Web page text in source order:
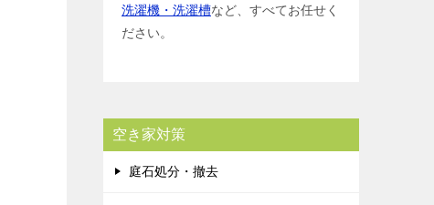
洗濯機・洗濯槽など、すべてお任せく
ださい。
空き家対策
庭石処分・撤去